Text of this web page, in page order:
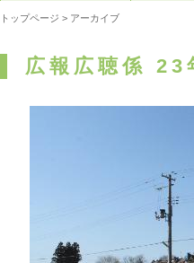
トップページ > アーカイブ
広報広聴係